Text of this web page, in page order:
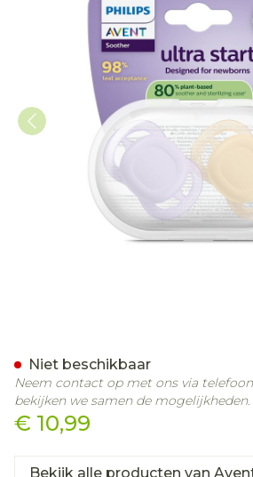
€ 10,99
Niet beschikbaar
Neem contact op met ons via
bekijken we samen de mogelijkheden.
Bekijk alle producten van